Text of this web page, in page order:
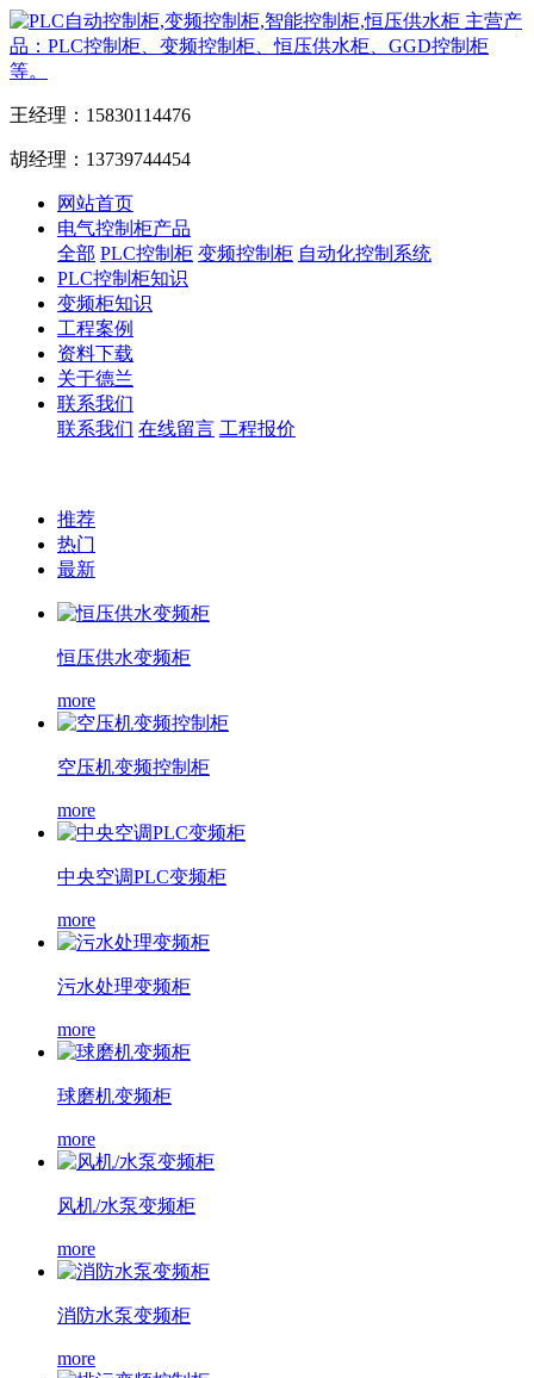
主营产
品：PLC控制柜、变频控制柜、恒压供水柜、GGD控制柜
等。
王经理：15830114476
胡经理：13739744454
网站首页
电气控制柜产品
全部 PLC控制柜 变频控制柜 自动化控制系统
PLC控制柜知识
变频柜知识
工程案例
资料下载
关于德兰
联系我们
联系我们 在线留言 工程报价
推荐
热门
最新
恒压供水变频柜
more
空压机变频控制柜
more
中央空调PLC变频柜
more
污水处理变频柜
more
球磨机变频柜
more
风机/水泵变频柜
more
消防水泵变频柜
more